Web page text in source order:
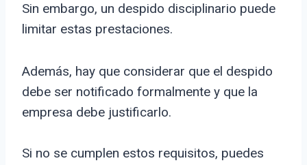
Sin embargo, un despido disciplinario puede
limitar estas prestaciones.
Además, hay que considerar que el despido
debe ser notificado formalmente y que la
empresa debe justificarlo.
Si no se cumplen estos requisitos, puedes